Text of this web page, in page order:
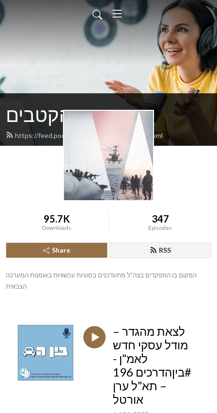
בין הקטבים
https://feed.podbean.com/DadoCenter/feed.xml
95.7K
Downloads
347
Episodes
Share RSS
המקום בו המפקדים בצה”ל מתעדכנים בסוגיות עכשוויות באומנות המערכה
הצבאית
לצאת מהגדר –
מודל עסקי חדש
לאמ”ן -
#ביןהדרכים 196
– תא”ל ערן
אורטל